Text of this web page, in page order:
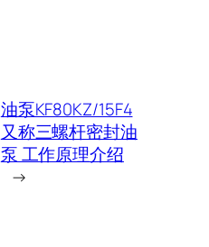
油泵KF80KZ/15F4
又称三螺杆密封油
泵 工作原理介绍
→